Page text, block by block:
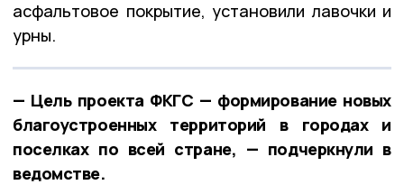
асфальтовое покрытие, установили лавочки и
урны.
— Цель проекта ФКГС — формирование новых
благоустроенных территорий в городах и
поселках по всей стране, — подчеркнули в
ведомстве.